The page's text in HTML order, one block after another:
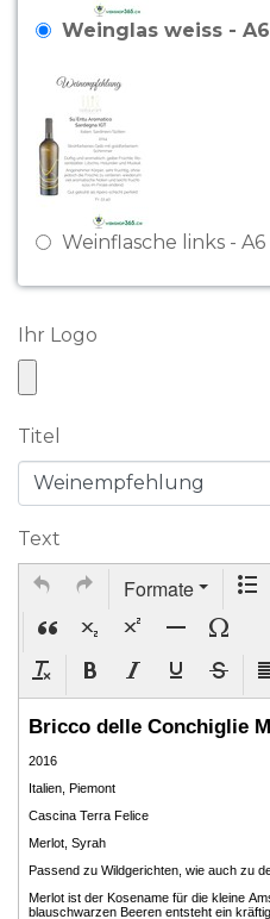
Weinglas weiss - A6
Weinflasche links - A6
Ihr Logo
Titel
Text
Formate